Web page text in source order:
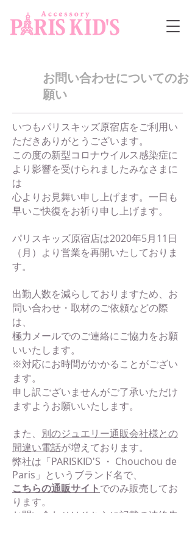
お問い合わせについてのお
願い
いつもパリスキッズ原宿店をご利用い
ただきありがとうございます。
この度の新型コロナウイルス感染症に
より影響を受けられましたみなさまに
は
心よりお見舞い申し上げます。一日も
早いご快復をお祈り申し上げます。
パリスキッズ原宿店は2020年5月11日
（月）より営業を再開いたしておりま
す。
出勤人数を減らしておりますため、 お
問い合わせ・取材のご依頼などの際
は、
極力メールでのご連絡にご協力をお願
いいたします。
※対応にお時間がかかることがござい
ます。
申し訳ございませんがご了承いただけ
ますようお願いいたします。
また、​ 別のジュエリー通販会社様との
間違い電話が増えております。
​弊社は「PARISKID'S ・ Chouchou de
Paris」というブランド名で、
こちらの通販サイトでのみ販売してお
ります。
お問い合わせはそちらに記載の連絡先